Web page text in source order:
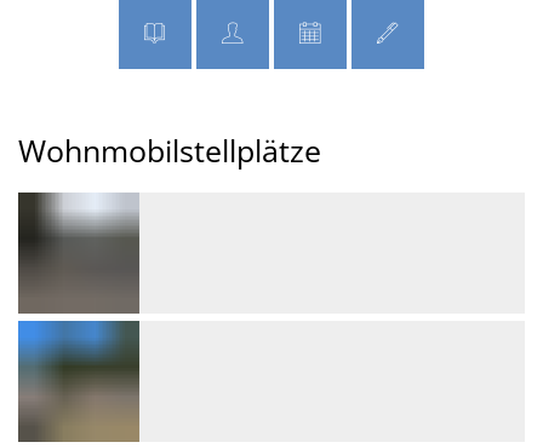
Wohnmobilstellplätze
Wohnmobilstellplätze